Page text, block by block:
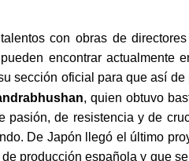
con obras de
encontrar actualmente
sección oficial para que así de
, quien obtuvo
pasión, de resistencia y de
De Japón llegó el último
producción española y que